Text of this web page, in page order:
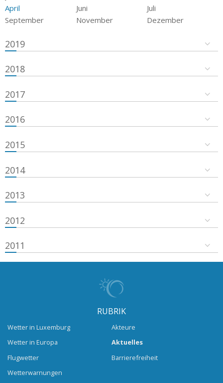
April
Juni
Juli
September
November Dezember
2019
2018
2017
2016
2015
2014
2013
2012
2011
RUBRIK
Wetter in Luxemburg
Wetter in Europa
Flugwetter
Wetterwarnungen
Akteure
Aktuelles
Barrierefreiheit